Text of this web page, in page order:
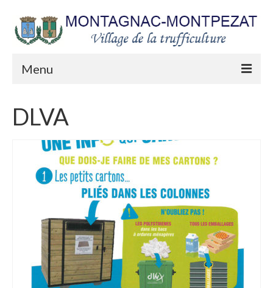
Menu
Séances du Conseil municipal
Arrêtés municipaux
Urbanisme
Les lettres du Maire
Etat Civil
Les appels publics
Autres informations
DLVA